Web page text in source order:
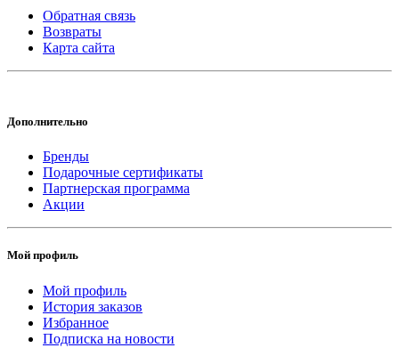
Обратная связь
Возвраты
Карта сайта
Дополнительно
Бренды
Подарочные сертификаты
Партнерская программа
Акции
Мой профиль
Мой профиль
История заказов
Избранное
Подписка на новости